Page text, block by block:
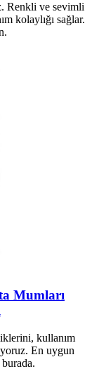
Renkli ve sevimli
kolaylığı sağlar.
Mumları
kullanım
En uygun